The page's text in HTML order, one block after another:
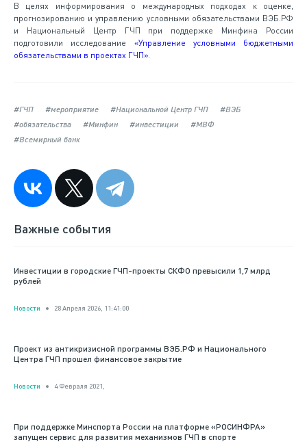
В целях информирования о международных подходах к оценке,
прогнозированию и управлению условными обязательствами ВЭБ.РФ
и Национальный Центр ГЧП при поддержке Минфина России
подготовили исследование «Управление условными бюджетными
обязательствами в проектах ГЧП».
#ГЧП #мероприятие #Национальной Центр ГЧП
#ВЭБ
#обязательства
#Минфин #инвестиции
#МВФ
#Всемирный банк
Важные события
Инвестиции в городские ГЧП-проекты СКФО превысили 1,7 млрд
рублей
Новости 28 Апреля 2026, 11:41:00
Проект из антикризисной программы ВЭБ.РФ и Национального
Центра ГЧП прошел финансовое закрытие
Новости 4 Февраля 2021,
При поддержке Минспорта России на платформе «РОСИНФРА»
запущен сервис для развития механизмов ГЧП в спорте